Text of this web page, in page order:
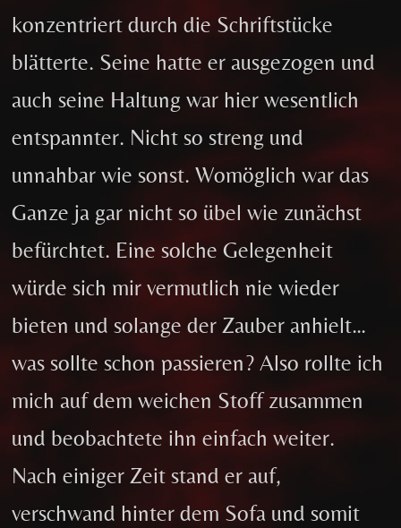
konzentriert durch die Schriftstücke
blätterte. Seine hatte er ausgezogen und
auch seine Haltung war hier wesentlich
entspannter. Nicht so streng und
unnahbar wie sonst. Womöglich war das
Ganze ja gar nicht so übel wie zunächst
befürchtet. Eine solche Gelegenheit
würde sich mir vermutlich nie wieder
bieten und solange der Zauber anhielt…
was sollte schon passieren? Also rollte ich
mich auf dem weichen Stoff zusammen
und beobachtete ihn einfach weiter.
Nach einiger Zeit stand er auf,
verschwand hinter dem Sofa und somit